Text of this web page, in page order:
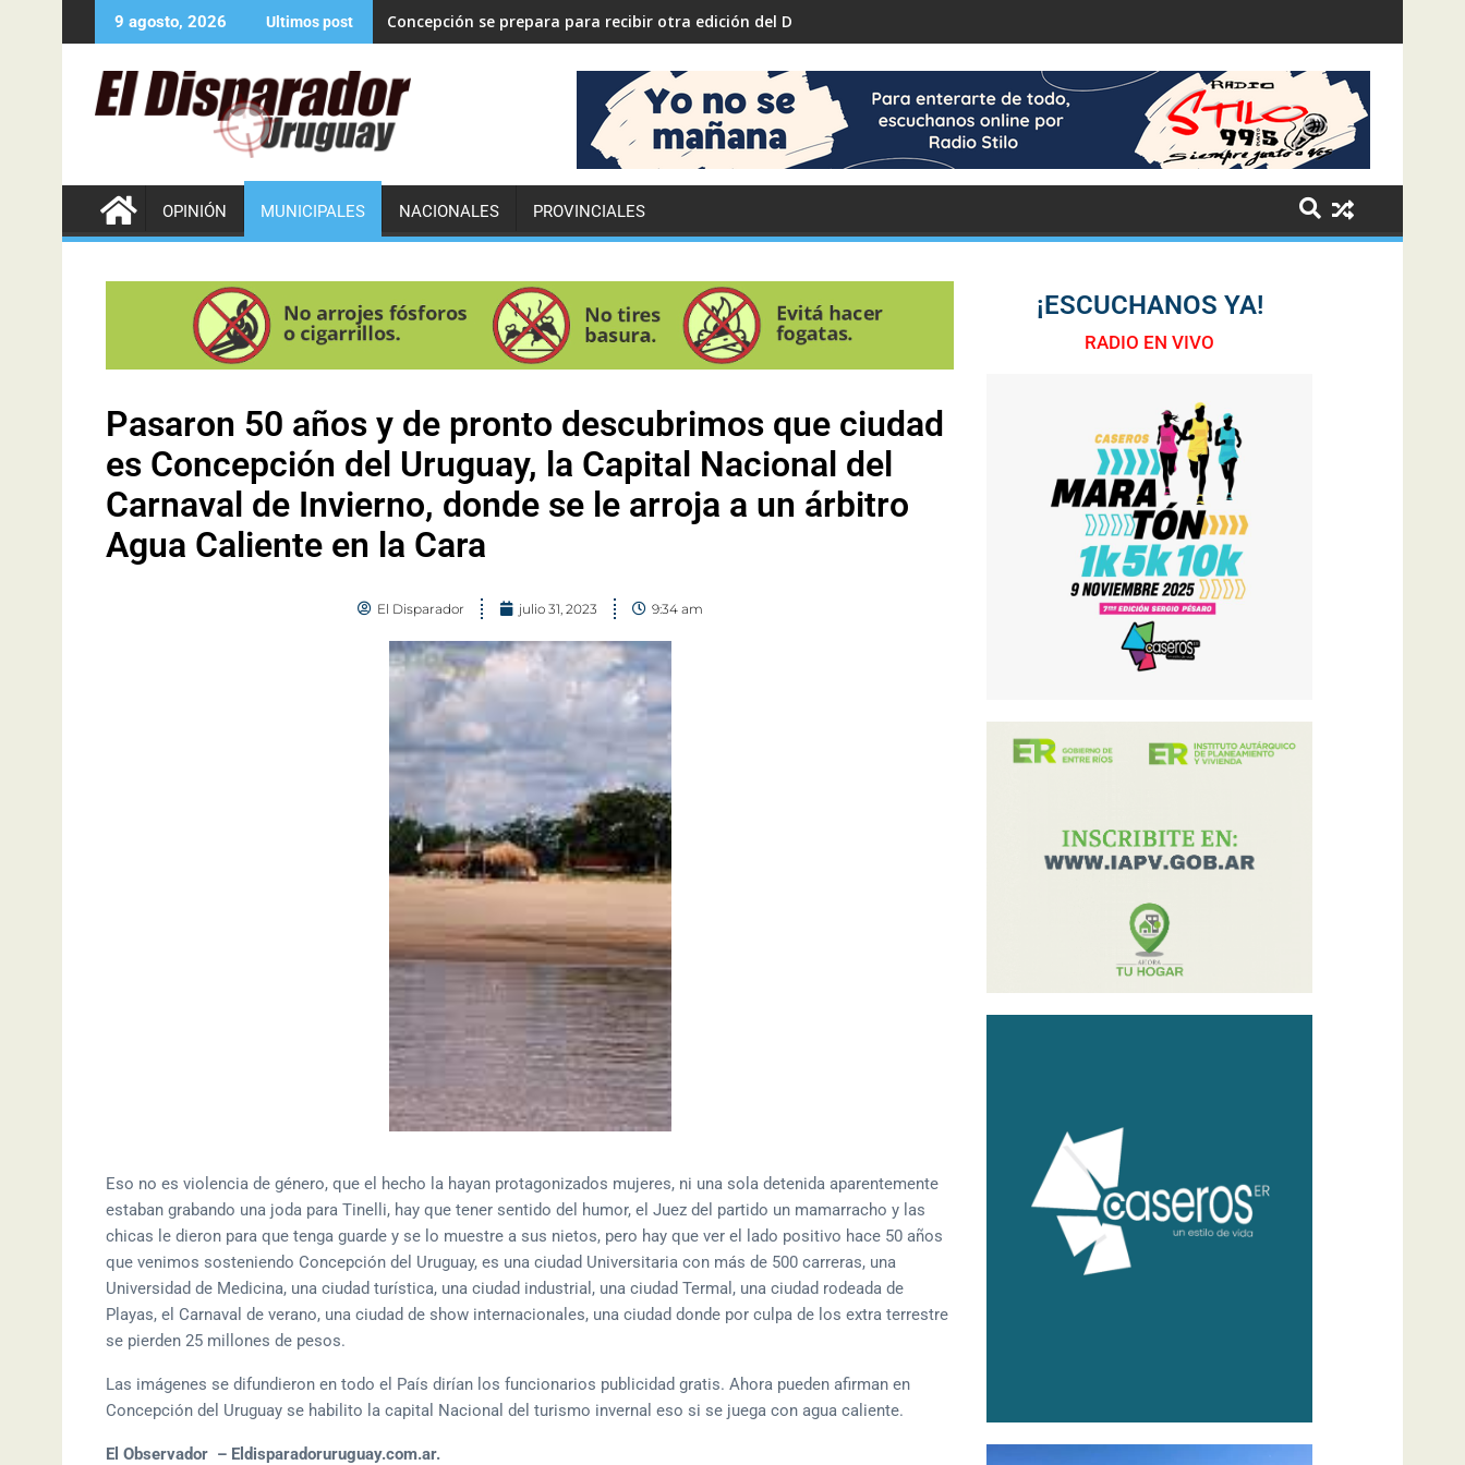
9 agosto, 2026 Ultimos post Concepción se prepara para recibir otra edición del Desafío ECO YPF
OPINIÓN MUNICIPALES NACIONALES PROVINCIALES
Pasaron 50 años y de pronto descubrimos que ciudad
es Concepción del Uruguay, la Capital Nacional del
Carnaval de Invierno, donde se le arroja a un árbitro
Agua Caliente en la Cara
El Disparador julio 31, 2023 9:34 am
Eso no es violencia de género, que el hecho la hayan protagonizados mujeres, ni una sola detenida aparentemente
estaban grabando una joda para Tinelli, hay que tener sentido del humor, el Juez del partido un mamarracho y las
chicas le dieron para que tenga guarde y se lo muestre a sus nietos, pero hay que ver el lado positivo hace 50 años
que venimos sosteniendo Concepción del Uruguay, es una ciudad Universitaria con más de 500 carreras, una
Universidad de Medicina, una ciudad turística, una ciudad industrial, una ciudad Termal, una ciudad rodeada de
Playas, el Carnaval de verano, una ciudad de show internacionales, una ciudad donde por culpa de los extra terrestre
se pierden 25 millones de pesos.
Las imágenes se difundieron en todo el País dirían los funcionarios publicidad gratis. Ahora pueden afirman en
Concepción del Uruguay se habilito la capital Nacional del turismo invernal eso si se juega con agua caliente.
El Observador – Eldisparadoruruguay.com.ar.
¡ESCUCHANOS YA!
RADIO EN VIVO